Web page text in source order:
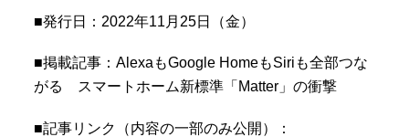
■発行日：2022年11月25日（金）
■掲載記事：AlexaもGoogle HomeもSiriも全部つな
がる スマートホーム新標準「Matter」の衝撃
■記事リンク（内容の一部のみ公開）：